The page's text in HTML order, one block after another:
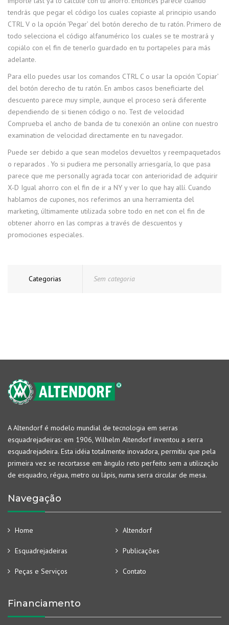
tendrás que pegar el código los cuales copiaste al principio usando
CTRL V o la opción ‘Pegar’ del botón derecho de tu ratón. Primero de
todo selecciona el código alfanumérico los cuales se te mostrará y
copiálo con el fin de tenerlo guardado en tu portapeles para más
adelante.
Para ello puedes usar los comandos CTRL C o usar la opción ‘Copiar’
del botón derecho de tu ratón. En ambos casos beneficiarte del
descuento parece muy simple, aunque el proceso será diferente
dependiendo de si tienen código o no. Test de velocidad
Comprueba el ancho de banda de tu conexión an online con nuestro
examination de velocidad directamente en tu navegador.
Puede ser debido a que sean modelos devueltos y reempaquetados
o reparados . Yo si pudiera me personally arriesgaría, lo que pasa
parece que me personally agrada tocar con anterioridad de adquirir
X-D Igual ahorro con el fin de ir a NY y ver lo que hay allí. Cuando
hablamos de cupones, nos referimos an una herramienta del
marketing, últimamente utilizada sobre todo en net con el fin de
obtener ahorro en las compras a través de descuentos y
promociones especiales.
Categorias Sem categoria
A Altendorf é modelo mundial de tecnologia em serras
esquadrejadeiras: em 1906, Wilhelm Altendorf inventou a serra
esquadrejadeira. Esta idéia totalmente inovadora, permitiu que pela
primeira vez se recortasse em ângulo reto perfeito sem a utilização
de esquadro, régua, metro ou lápis, numa serra circular de mesa.
Navegação
Home Altendorf
Esquadrejadeiras Publicações
Peças e Serviços Contato
Financiamento